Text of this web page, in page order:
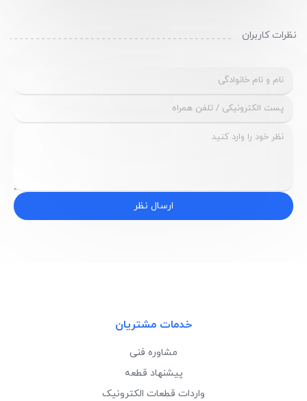
نظرات کاربران
ارسال نظر
خدمات مشتریان
مشاوره فنی
پیشنهاد قطعه
واردات قطعات الکترونیک